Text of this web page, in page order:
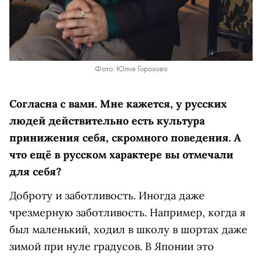
Фото: Юлия Горохова
Согласна с вами. Мне кажется, у русских
людей действительно есть культура
принижения себя, скромного поведения. А
что ещё в русском характере вы отмечали
для себя?
Доброту и заботливость. Иногда даже
чрезмерную заботливость. Например, когда я
был маленький, ходил в школу в шортах даже
зимой при нуле градусов. В Японии это